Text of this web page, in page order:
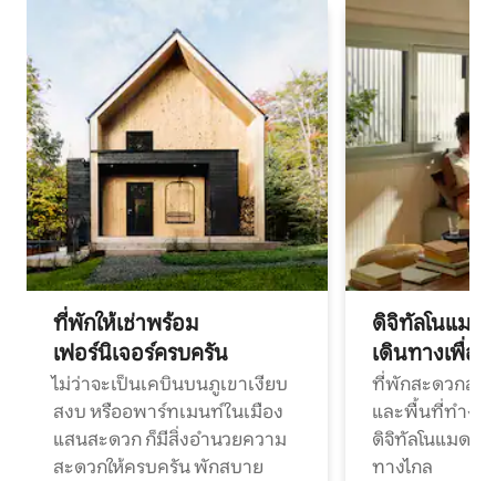
ที่พักให้เช่าพร้อม
เฟอร์นิเจอร์ครบครัน
ไม่ว่าจะเป็นเคบินบนภูเขาเงียบ
สงบ หรืออพาร์ทเมนท์ในเมือง
แสนสะดวก ก็มีสิ่งอำนวยความ
สะดวกให้ครบครัน พักสบาย
ดิจิทัลโนแมด
เดินทางเพื่อ
ที่พักสะดวกสบ
และพื้นที่ทำงา
ดิจิทัลโนแมดแ
ทางไกล